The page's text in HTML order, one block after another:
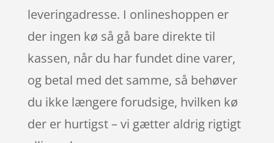
leveringadresse. I onlineshoppen er
der ingen kø så gå bare direkte til
kassen, når du har fundet dine varer,
og betal med det samme, så behøver
du ikke længere forudsige, hvilken kø
der er hurtigst – vi gætter aldrig rigtigt